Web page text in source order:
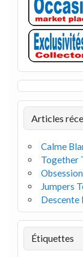
Articles
Calme
Together
Jumpers
Descente
Étiquettes